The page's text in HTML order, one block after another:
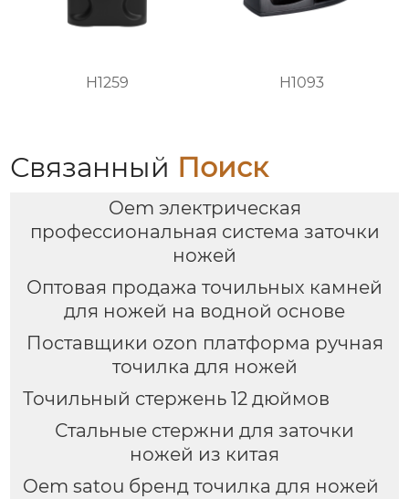
H1259 H1093
Связанный Поиск
Oem электрическая
профессиональная система заточки
ножей
Оптовая продажа точильных камней
для ножей на водной основе
Поставщики ozon платформа ручная
точилка для ножей
Точильный стержень 12 дюймов
Стальные стержни для заточки
ножей из китая
Oem satou бренд точилка для ножей